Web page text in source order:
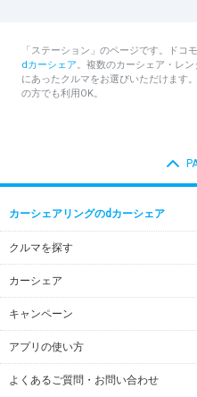
「ステーション」のページです。ドコ
dカーシェア。複数のカーシェア・レ
にあったクルマをお選びいただけます
の方でも利用OK。
カーシェアリングのdカーシェア
クルマを探す
カーシェア
キャンペーン
アプリの使い方
よくあるご質問・お問い合わせ